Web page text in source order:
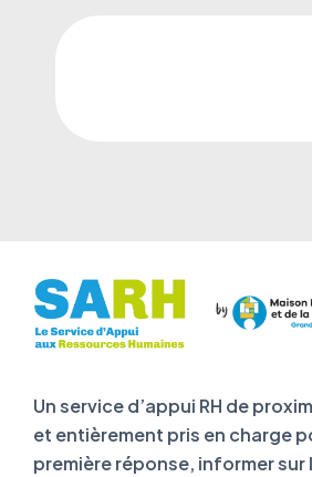
Un service d’appui RH de
et entièrement pris en charge
première réponse, informer sur